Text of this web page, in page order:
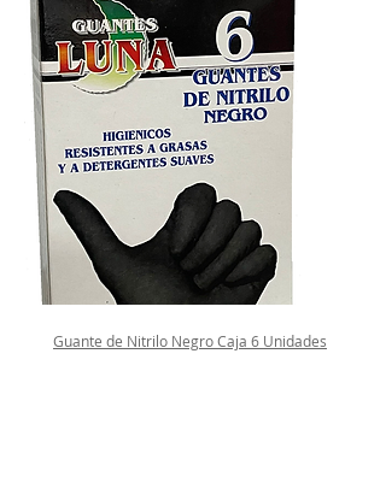
Guante de Nitrilo Negro Caja 6 Unidades